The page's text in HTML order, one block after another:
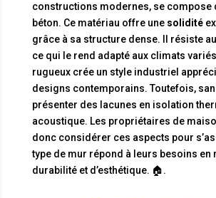
constructions modernes, se compose
béton. Ce matériau offre une solidité
grâce à sa structure dense. Il résiste
ce qui le rend adapté aux climats
rugueux crée un style industriel
designs contemporains. Toutefois,
présenter des lacunes en isolation
acoustique. Les propriétaires de
donc considérer ces aspects pour
type de mur répond à leurs besoins en
durabilité et d’esthétique. 🏠.